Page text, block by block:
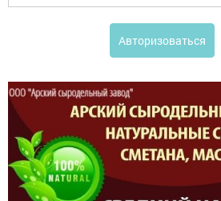
Авторизоваться